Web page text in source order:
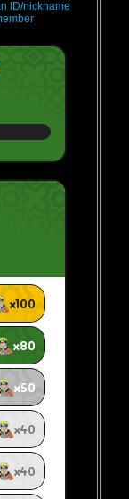
ID/nickname